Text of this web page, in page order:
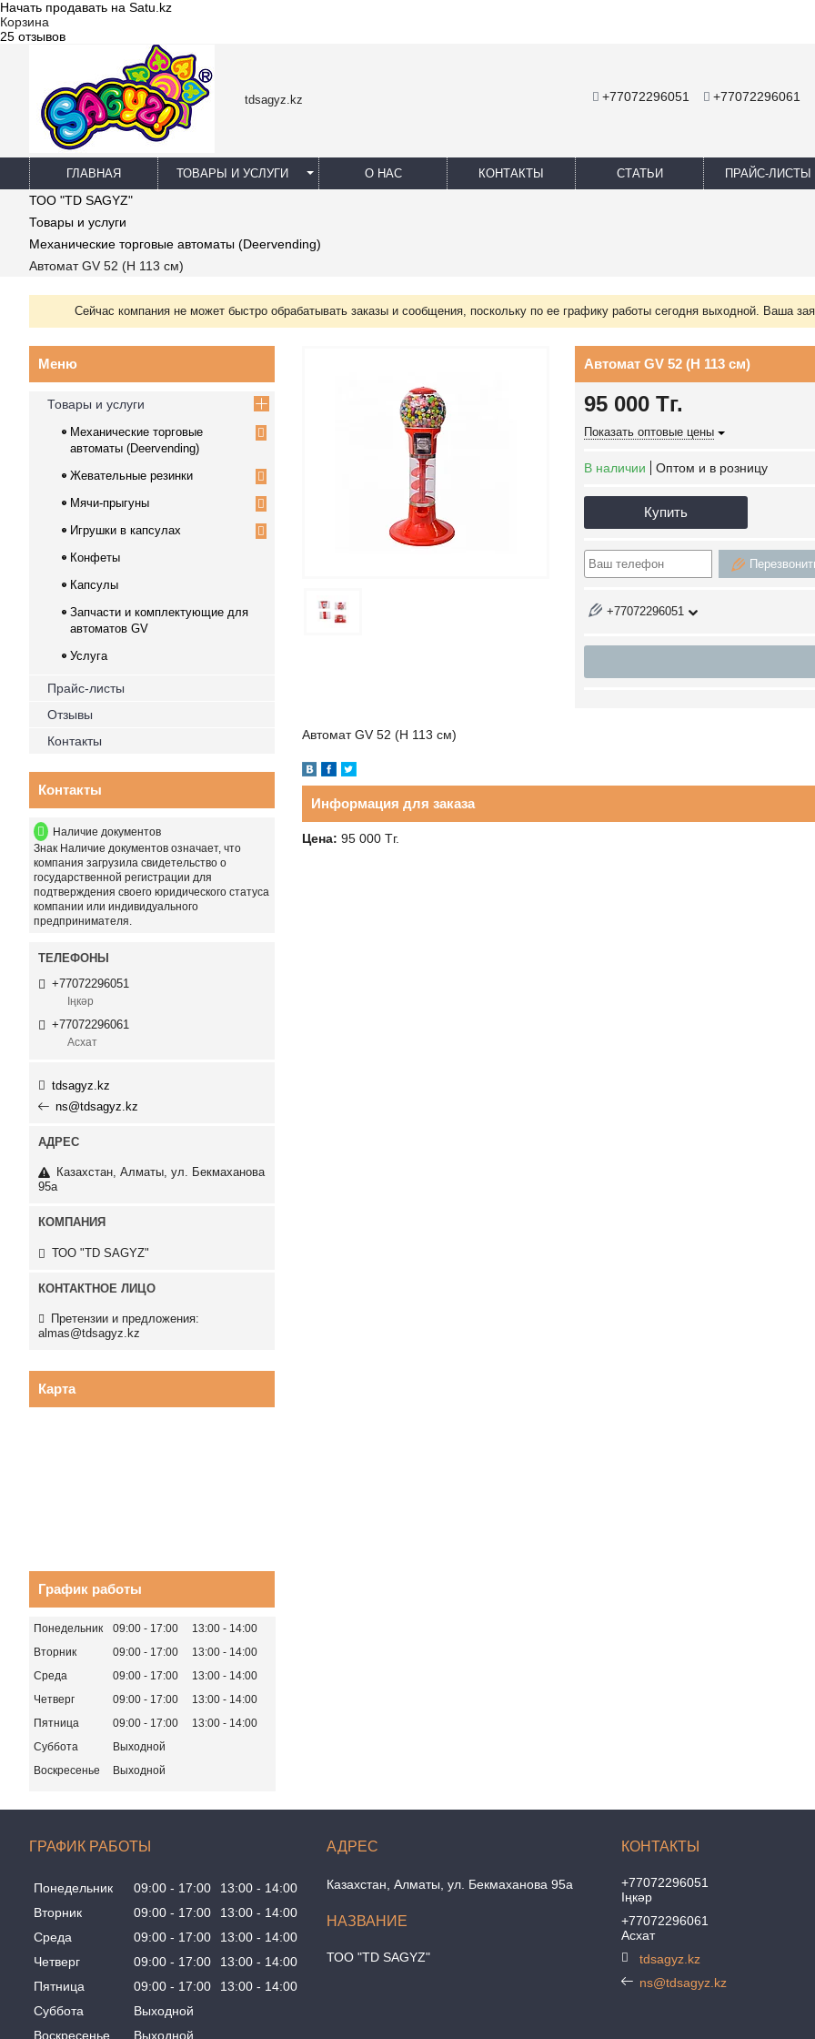
Начать продавать на Satu.kz
Корзина
25 отзывов
tdsagyz.kz +77072296051 +77072296061
ГЛАВНАЯ ТОВАРЫ И УСЛУГИ О НАС КОНТАКТЫ СТАТЬИ ПРАЙС-ЛИСТЫ
ТОО "TD SAGYZ"
Товары и услуги
Механические торговые автоматы (Deervending)
Автомат GV 52 (Н 113 см)
Сейчас компания не может быстро обрабатывать заказы и сообщения, поскольку по ее графику работы сегодня выходной. Ваша
Автомат GV 52 (Н 113 см)
95 000 Тг.
Показать оптовые цены
В наличии Оптом и в розницу
Купить
+77072296051
Автомат GV 52 (Н 113 см)
Информация для заказа
Цена: 95 000 Тг.
Товары и услуги
Механические торговые
автоматы (Deervending)
Жевательные резинки
Мячи-прыгуны
Игрушки в капсулах
Конфеты
Капсулы
Запчасти и комплектующие для
автоматов GV
Услуга
Прайс-листы
Отзывы
Контакты
Контакты
Наличие документов
Знак Наличие документов означает, что
компания загрузила свидетельство о
государственной регистрации для
подтверждения своего юридического статуса
компании или индивидуального
предпринимателя.
+77072296051
Іңкәр
+77072296061
Асхат
tdsagyz.kz
ns@tdsagyz.kz
Казахстан Алматы ул. Бекмаханова
95а
ТОО "TD SAGYZ"
Претензии и предложения:
almas@tdsagyz.kz
Карта
График работы
Понедельник 09:00 17:00 13:00
14:00
Вторник
09:00 17:00 13:00
14:00
Среда
09:00 17:00 13:00
14:00
Четверг
09:00 17:00 13:00
14:00
Пятница
09:00 17:00 13:00
14:00
Суббота
Выходной
Воскресенье
Выходной
ГРАФИК РАБОТЫ
Понедельник 09:00 17:00 13:00
14:00
Вторник
09:00 17:00 13:00
14:00
Среда
09:00 17:00 13:00
14:00
Четверг
09:00 17:00 13:00
14:00
Пятница
09:00 17:00 13:00
14:00
Суббота
Выходной
Воскресенье
Выходной
Казахстан Алматы ул. Бекмаханова 95а
ТОО "TD SAGYZ"
+77072296051
Іңкәр
+77072296061
Асхат
tdsagyz.kz
ns@tdsagyz.kz